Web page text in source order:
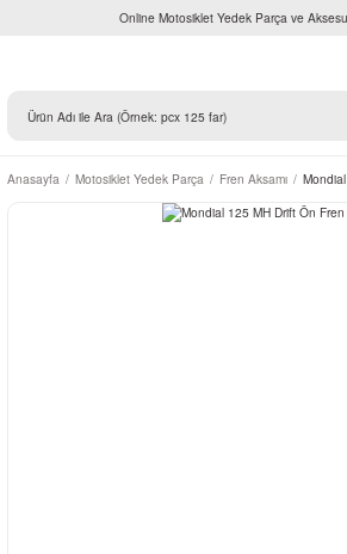
Online Motosiklet Yedek Parça ve
Anasayfa Motosiklet Yedek Parça Fren Aksamı